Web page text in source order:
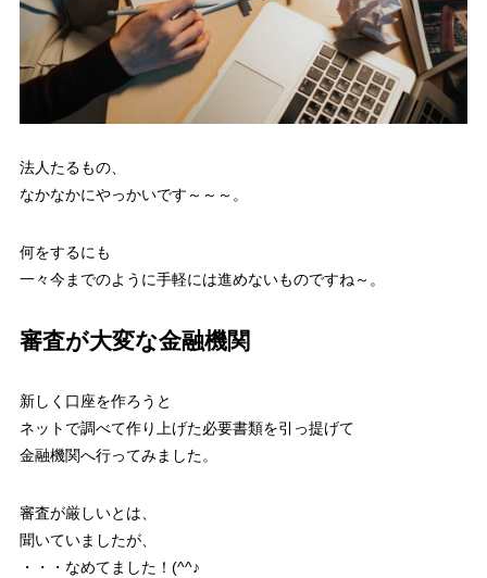
法人たるもの、
なかなかにやっかいです～～～。
何をするにも
一々今までのように手軽には進めないものですね～。
審査が大変な金融機関
新しく口座を作ろうと
ネットで調べて作り上げた必要書類を引っ提げて
金融機関へ行ってみました。
審査が厳しいとは、
聞いていましたが、
・・・なめてました！(^^♪